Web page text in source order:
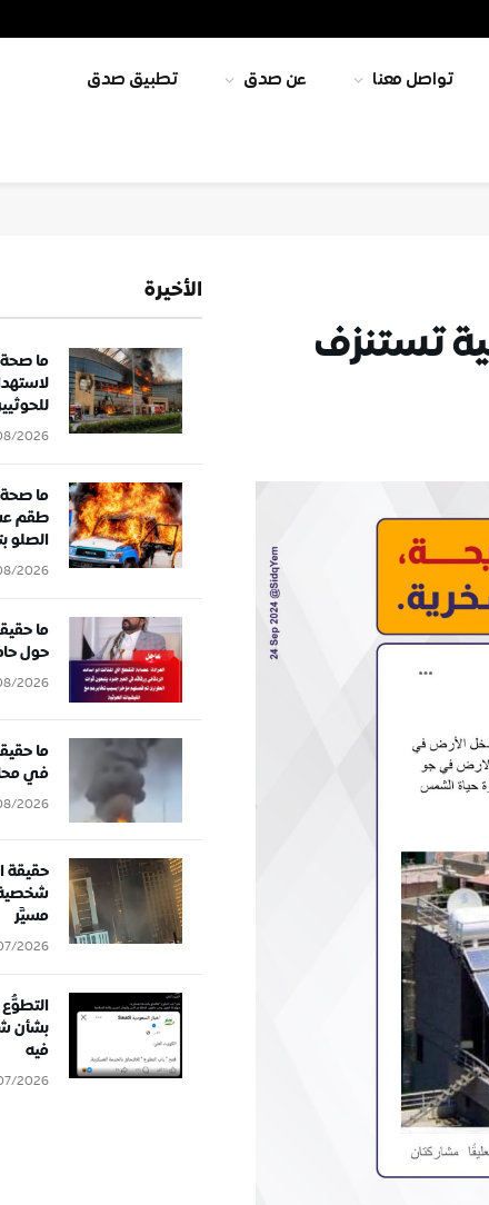
تواصل معنا عن صدق تطبيق صدق
تستنزف
الأخيرة
ما صحة
2026
ما صحة
طقم
الصلو
2026
ما
حول
2026
ما
في
2026
حقيقة
مسيَّر
2026
بشأن
فيه
2026